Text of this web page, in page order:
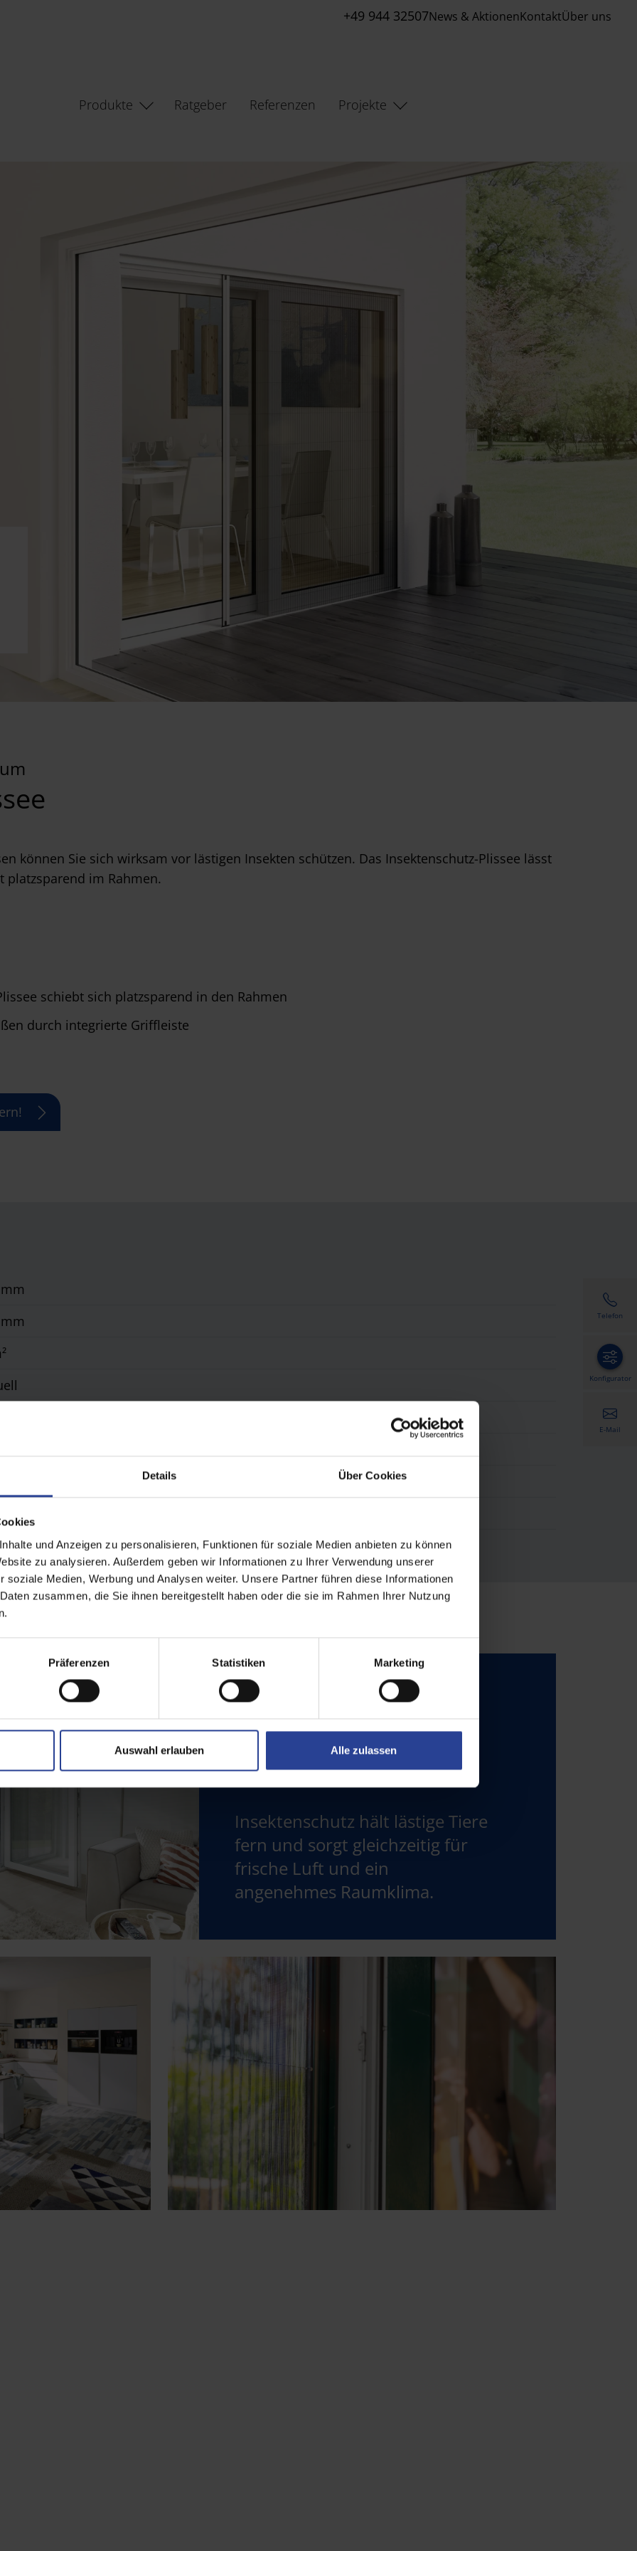
Details Über Cookies
und Anzeigen zu personalisieren, Funktionen für soziale Medien anbieten zu können
zu analysieren. Außerdem geben wir Informationen zu Ihrer Verwendung unserer
soziale Medien, Werbung und Analysen weiter. Unsere Partner führen diese Informationen
zusammen, die Sie ihnen bereitgestellt haben oder die sie im Rahmen Ihrer Nutzung
Präferenzen Statistiken Marketing
Auswahl erlauben Alle zulassen
+49 944 32507News & AktionenKontaktÜber uns
Produkte
Ratgeber Referenzen Projekte
können Sie sich wirksam vor lästigen Insekten schützen. Das Insektenschutz-Plissee lässt
im Rahmen.
schiebt sich platzsparend in den Rahmen
durch integrierte Griffleiste
Türen
Laibung, direkt auf dem Fensterrahmen
Insektenschutz hält lästige Tiere
fern und sorgt gleichzeitig für
frische Luft und ein
angenehmes Raumklima.
Telefon
Konfigurator
E-Mail